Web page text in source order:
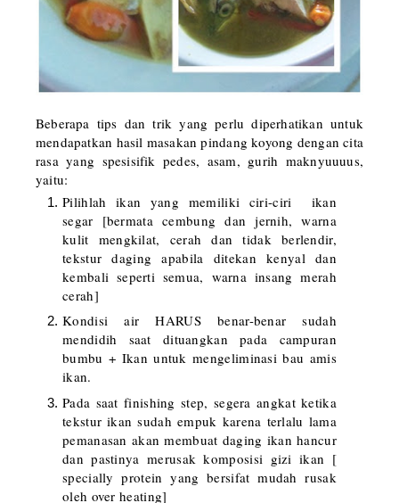
Beberapa tips dan trik yang perlu diperhatikan untuk
mendapatkan hasil masakan pindang koyong dengan cita
rasa yang spesisifik pedes, asam, gurih maknyuuuus,
yaitu:
Pilihlah ikan yang memiliki ciri-ciri ikan
segar [bermata cembung dan jernih, warna
kulit mengkilat, cerah dan tidak berlendir,
tekstur daging apabila ditekan kenyal dan
kembali seperti semua, warna insang merah
cerah]
Kondisi air HARUS benar-benar sudah
mendidih saat dituangkan pada campuran
bumbu + Ikan untuk mengeliminasi bau amis
ikan.
Pada saat finishing step, segera angkat ketika
tekstur ikan sudah empuk karena terlalu lama
pemanasan akan membuat daging ikan hancur
dan pastinya merusak komposisi gizi ikan [
specially protein yang bersifat mudah rusak
oleh over heating]